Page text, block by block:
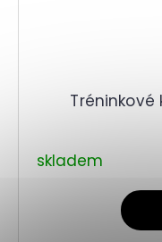
Tréninkové
skladem